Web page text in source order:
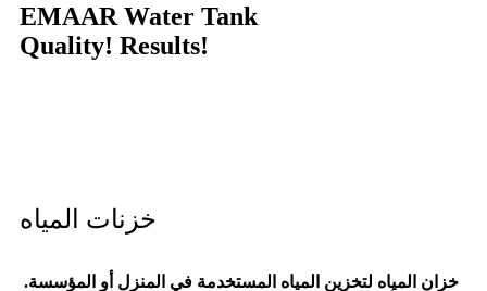
EMAAR Water Tank
Quality! Results!
خزنات المياه